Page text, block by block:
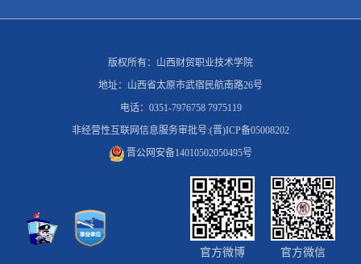
第 2 页
版权所有：山西财贸职业技术学院
地址：山西省太原市武宿民航南路26号
电话：0351-7976758 7975119
非经营性互联网信息服务审批号:(晋)ICP备05008202
晋公网安备14010502050495号
官方微博 官方微信